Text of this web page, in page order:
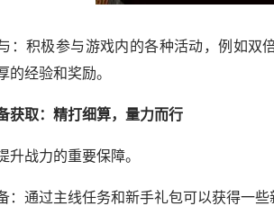
：积极参与游戏内的各种活动，例如双
的经验和奖励。
获取：精打细算，量力而行
升战力的重要保障。
：通过主线任务和新手礼包可以获得一些